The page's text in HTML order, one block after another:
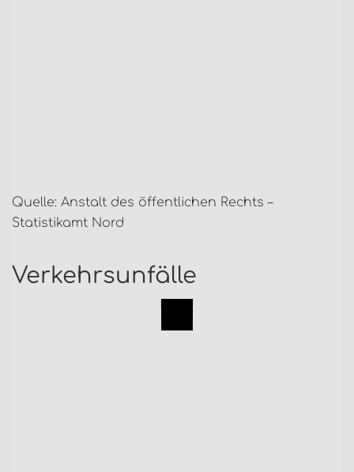
Quelle: Anstalt des öffentlichen Rechts –
Statistikamt Nord
Verkehrsunfälle